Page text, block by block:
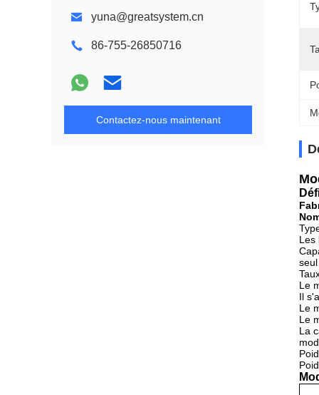
yuna@greatsystem.cn
86-755-26850716
Contactez-nous maintenant
Les
Le
Il
Le
Le
La